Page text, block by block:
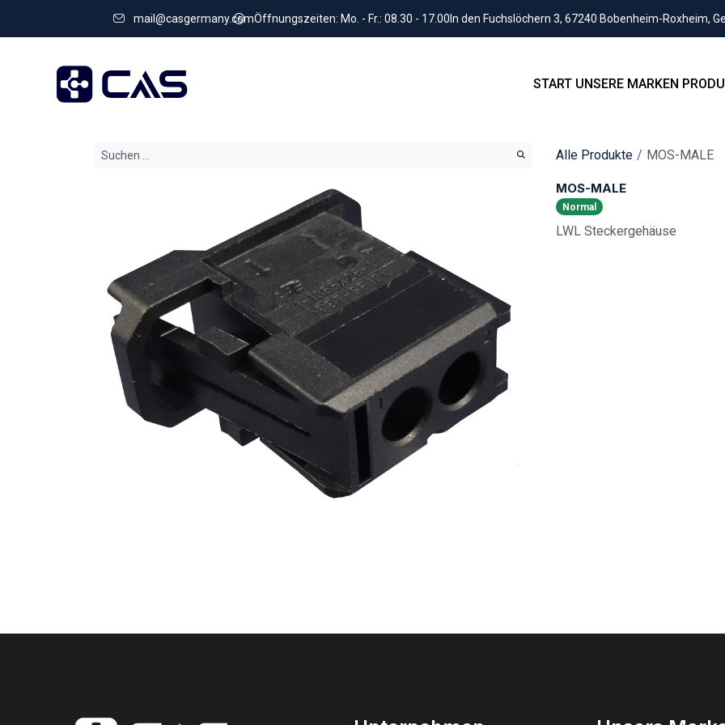
mail@casgermany.comÖffnungszeiten: Mo. - Fr.: 08.30 - 17.00 In den Fuchslöchern 3, 67240 Bobenheim-Roxheim,
START UNSERE MARKEN
Alle Produkte MOS-MALE
MOS-MALE
Normal
LWL Steckergehäuse